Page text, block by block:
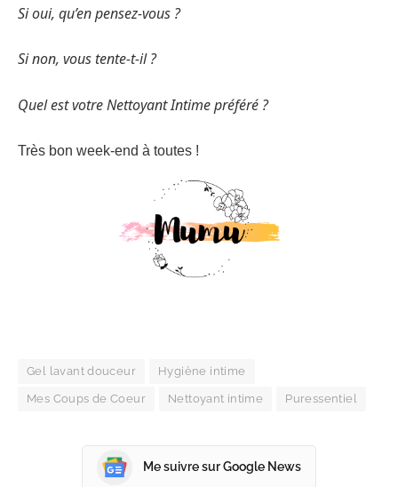
Si oui, qu’en pensez-vous ?
Si non, vous tente-t-il ?
Quel est votre Nettoyant Intime préféré ?
Très bon week-end à toutes !
Gel lavant douceur Hygiène intime
Mes Coups de Coeur Nettoyant intime Puressentiel
Me suivre sur Google News